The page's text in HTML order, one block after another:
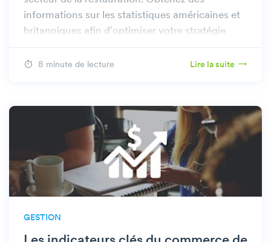
informations sur les statistiques américaines et
britanniques afin d'optimiser votre stratégie
pour les fêtes de fin d'année.
8 minute de lecture Lire la suite
GESTION